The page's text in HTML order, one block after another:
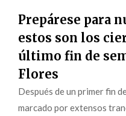
Prepárese para
estos son los
último fin de
Flores
Después de un primer fin
marcado por extensos